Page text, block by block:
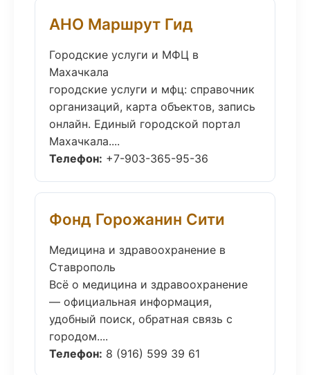
АНО Маршрут Гид
Городские услуги и МФЦ в
Махачкала
городские услуги и мфц: справочник
организаций, карта объектов, запись
онлайн. Единый городской портал
Махачкала....
Телефон: +7-903-365-95-36
Фонд Горожанин Сити
Медицина и здравоохранение в
Ставрополь
Всё о медицина и здравоохранение
— официальная информация,
удобный поиск, обратная связь с
городом....
Телефон: 8 (916) 599 39 61